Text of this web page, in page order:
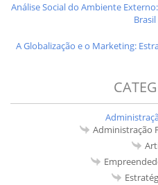
Análise Social do Ambiente
A Globalização e o Marketing:
Administração